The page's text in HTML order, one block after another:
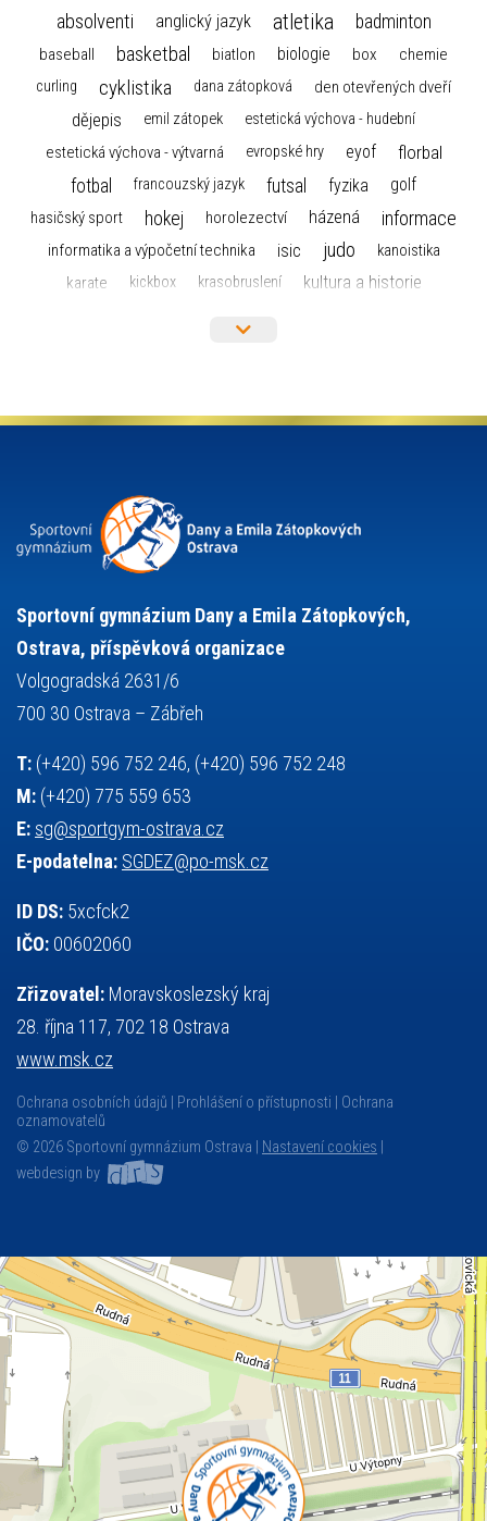
absolventi anglický jazyk atletika badminton
baseball basketbal biatlon biologie box chemie
curling cyklistika dana zátopková den otevřených dveří
dějepis emil zátopek estetická výchova - hudební
estetická výchova - výtvarná evropské hry eyof florbal
fotbal francouzský jazyk futsal fyzika golf
hasičský sport hokej horolezectví házená informace
informatika a výpočetní technika isic judo
kanoistika
karate
kickbox krasobruslení
kultura a historie
olympiáda dětí a mládeže organizace plavání
snowboarding
sportovní gymnastika sportovní lezení
stolní tenis střelba
teorie sportovní přípravy
tělesná výchova
událost
volejbal
vybavení vysvědčení vzpírání
výuka všesportovní výcvikový kurz
základy společenských věd
Sportovní gymnázium Dany a Emila Zátopkových,
Ostrava, příspěvková organizace
Volgogradská 2631/6
700 30 Ostrava – Zábřeh
T: (+420) 596 752 246, (+420) 596 752 248
M: (+420) 775 559 653
E: sg@sportgym-ostrava.cz
E-podatelna: SGDEZ@po-msk.cz
ID DS: 5xcfck2
IČO: 00602060
Zřizovatel: Moravskoslezský kraj
28. října 117, 702 18 Ostrava
www.msk.cz
Ochrana osobních údajů Prohlášení o přístupnosti
Ochrana
oznamovatelů
© 2026 Sportovní gymnázium Ostrava |
Nastavení cookies
webdesign by